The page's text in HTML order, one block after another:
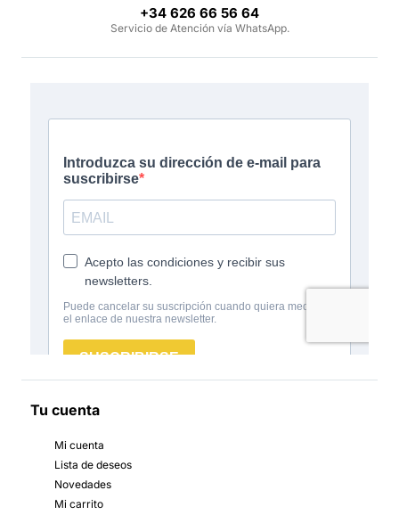
‪+34 626 66 56 64‬
Servicio de Atención vía WhatsApp.
Tu cuenta
Mi cuenta
Lista de deseos
Novedades
Mi carrito